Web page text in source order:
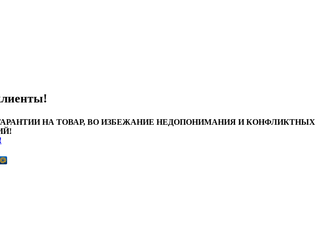
НА ТОВАР, ВО ИЗБЕЖАНИЕ НЕДОПОНИМАНИЯ И КОНФЛИКТНЫХ